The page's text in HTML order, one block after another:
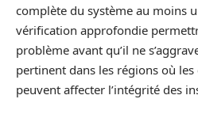
complète du système au moins
vérification approfondie
problème avant qu’il ne
pertinent dans les régions où
peuvent affecter l’intégrité des